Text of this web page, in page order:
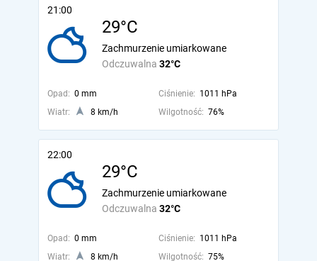
21:00
29°C
Odczuwalna 32°C
Zachmurzenie umiarkowane
Opad: 0 mm Ciśnienie: 1011 hPa
Wiatr:
8 km/h Wilgotność: 76%
22:00
29°C
Odczuwalna 32°C
Zachmurzenie umiarkowane
Opad: 0 mm Ciśnienie: 1011 hPa
Wiatr:
8 km/h Wilgotność: 75%